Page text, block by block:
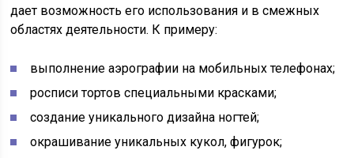
дает возможность его использования и в смежных
областях деятельности. К примеру:
выполнение аэрографии на мобильных телефонах;
росписи тортов специальными красками;
создание уникального дизайна ногтей;
окрашивание уникальных кукол, фигурок;